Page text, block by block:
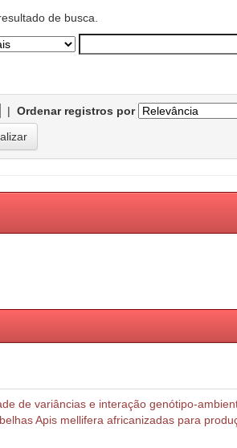
de busca.
| Ordenar registros por
de variâncias e interação genótipo-
Apis mellifera africanizadas para